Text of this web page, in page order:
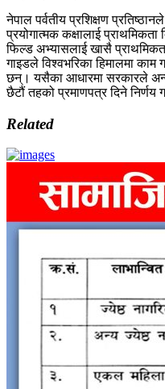
नेपाल पर्वतीय प्रशिक्षण
प्रयोगात्मक कक्षालाई
फिल्ड अभ्यासलाई खासै
गाइडले विश्वभरिका हिमालमा काम
छन्। यसैका आधारमा सरकारले
छैटौं तहको प्रमाणपत्र दिने निर्णय
Related